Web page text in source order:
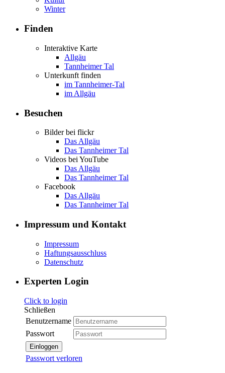
Winter
Finden
Interaktive Karte
Allgäu
Tannheimer Tal
Unterkunft finden
im Tannheimer-Tal
im Allgäu
Besuchen
Bilder bei flickr
Das Allgäu
Das Tannheimer Tal
Videos bei YouTube
Das Allgäu
Das Tannheimer Tal
Facebook
Das Allgäu
Das Tannheimer Tal
Impressum und Kontakt
Impressum
Haftungsausschluss
Datenschutz
Experten Login
Click to login
Schließen
Benutzername
Passwort
Einloggen
Passwort verloren